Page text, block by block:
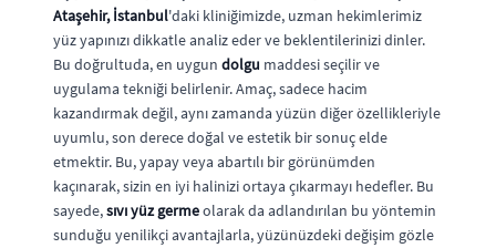
Ataşehir, İstanbul'daki kliniğimizde, uzman hekimlerimiz
yüz yapınızı dikkatle analiz eder ve beklentilerinizi dinler.
Bu doğrultuda, en uygun dolgu maddesi seçilir ve
uygulama tekniği belirlenir. Amaç, sadece hacim
kazandırmak değil, aynı zamanda yüzün diğer özellikleriyle
uyumlu, son derece doğal ve estetik bir sonuç elde
etmektir. Bu, yapay veya abartılı bir görünümden
kaçınarak, sizin en iyi halinizi ortaya çıkarmayı hedefler. Bu
sayede,sıvı yüz germeolarak da adlandırılan bu yöntemin
sunduğu yenilikçi avantajlarla, yüzünüzdeki değişim gözle